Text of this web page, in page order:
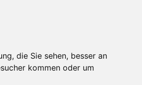
die Sie sehen, besser an
kommen oder um